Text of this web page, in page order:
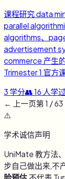
课程研究 data
parallel
algorithms、
advertisement
commerce 产生
Trimester 1 官方
3 学分👥16 人学过
← 上一页第1 /63
⚠️
学术诚信声明
UniMate 教方法
步自己做出来,不